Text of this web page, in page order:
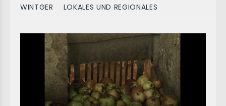
WINTGER LOKALES UND REGIONALES